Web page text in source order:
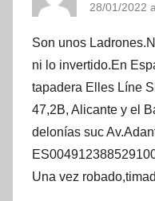
28/01/2022
Son unos
ni lo invertido.En
tapadera Elles Líne
47,2B, Alicante y el
delonías suc
Una vez